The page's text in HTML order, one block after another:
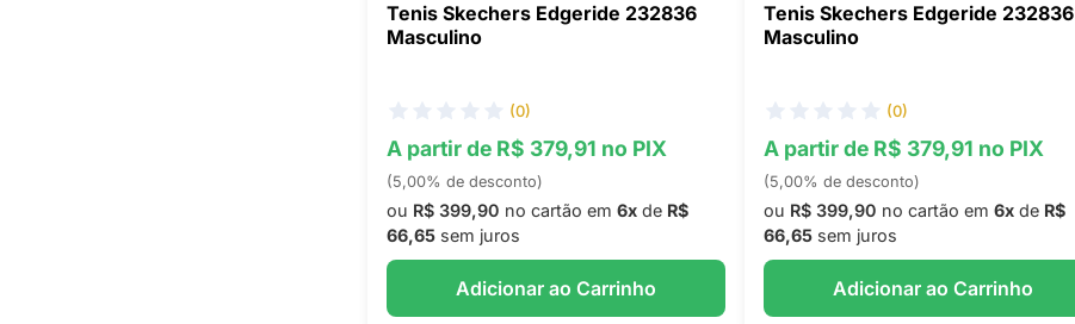
Tenis Skechers Edgeride 232836
Masculino
(0)
A partir de R$ 379,91 no PIX
(5,00% de desconto)
ou R$ 399,90 no cartão em 6xde R$
66,65sem juros
Adicionar ao Carrinho
Tenis Skechers Edgeride 232836
Masculino
(0)
A partir de R$ 379,91 no PIX
(5,00% de desconto)
ou R$ 399,90 no cartão em 6xde R$
66,65sem juros
Adicionar ao Carrinho